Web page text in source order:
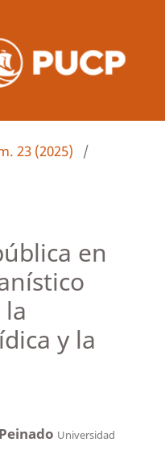
23 (2025)
/
en
y la
Universidad